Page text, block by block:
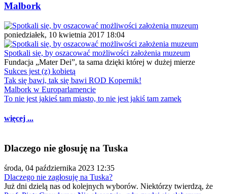
Malbork
poniedziałek, 10 kwietnia 2017 18:04
Spotkali się, by oszacować możliwości założenia muzeum
Fundacja „Mater Dei”, ta sama dzięki której w dużej mierze
Sukces jest (z) kobietą
Tak się bawi, tak się bawi ROD Kopernik!
Malbork w Europarlamencie
To nie jest jakieś tam miasto, to nie jest jakiś tam zamek
więcej ...
Dlaczego nie głosuję na Tuska
środa, 04 października 2023 12:35
Dlaczego nie zagłosuję na Tuska?
Już dni dzielą nas od kolejnych wyborów. Niektórzy twierdzą, że